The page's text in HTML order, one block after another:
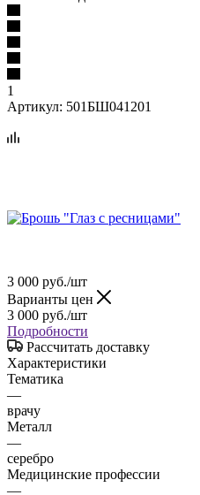
1
Артикул: 501БШ041201
3 000 руб./шт
Варианты цен
3 000 руб./шт
Подробности
Рассчитать доставку
Характеристики
Тематика
—
врачу
Металл
—
серебро
Медицинские профессии
—